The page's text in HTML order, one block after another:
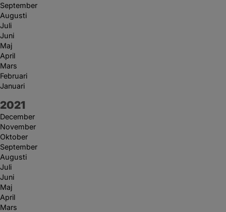
September
Augusti
Juli
Juni
Maj
April
Mars
Februari
Januari
År:
2021
December
November
Oktober
September
Augusti
Juli
Juni
Maj
April
Mars